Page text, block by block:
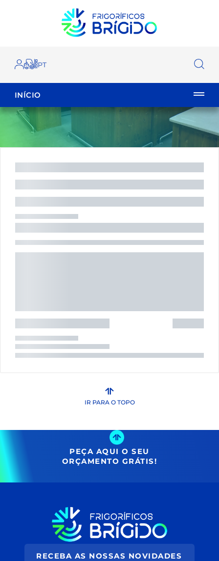
EMPILHADOR
FECHAR
INÍCIO
IR PARA O TOPO
PEÇA AQUI O SEU
ORÇAMENTO GRÁTIS!
RECEBA AS NOSSAS NOVIDADES